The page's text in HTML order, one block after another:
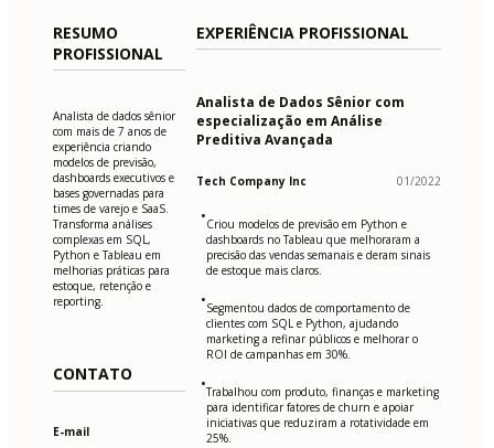
RESUMO
PROFISSIONAL
Analista de dados sênior
com mais de 7 anos de
experiência criando
modelos de previsão,
dashboards executivos e
bases governadas para
times de varejo e SaaS.
Transforma análises
complexas em SQL,
Python e Tableau em
melhorias práticas para
estoque, retenção e
reporting.
CONTATO
E-mail
EXPERIÊNCIA PROFISSIONAL
Analista de Dados Sênior com
especialização em Análise
Preditiva Avançada
Tech Company Inc 01/2022
•Criou modelos de previsão em Python e
dashboards no Tableau que melhoraram a
precisão das vendas semanais e deram sinais
de estoque mais claros.
•Segmentou dados de comportamento de
clientes com SQL e Python, ajudando
marketing a refinar públicos e melhorar o
ROI de campanhas em 30%.
•Trabalhou com produto, finanças e marketing
para identificar fatores de churn e apoiar
iniciativas que reduziram a rotatividade em
25%.